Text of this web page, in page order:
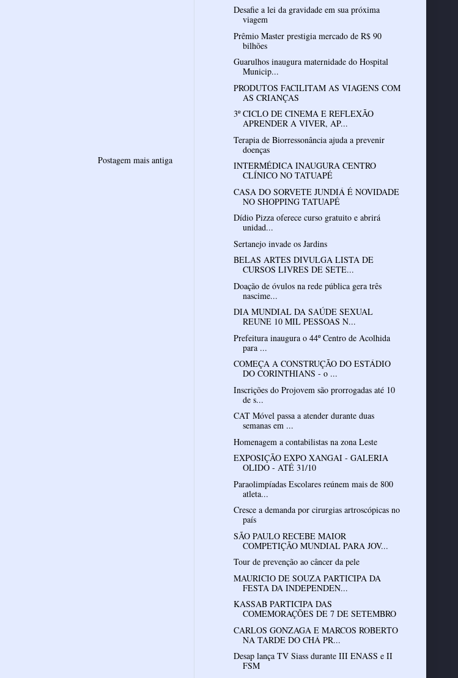
Postagem mais antiga
Desafie a lei da gravidade em sua próxima
viagem
Prêmio Master prestigia mercado de R$ 90
bilhões
Guarulhos inaugura maternidade do Hospital
Municip...
PRODUTOS FACILITAM AS VIAGENS COM
AS CRIANÇAS
3º CICLO DE CINEMA E REFLEXÃO
APRENDER A VIVER, AP...
Terapia de Biorressonância ajuda a prevenir
doenças
INTERMÉDICA INAUGURA CENTRO
CLÍNICO NO TATUAPÉ
CASA DO SORVETE JUNDIÁ É NOVIDADE
NO SHOPPING TATUAPÉ
Dídio Pizza oferece curso gratuito e abrirá
unidad...
Sertanejo invade os Jardins
BELAS ARTES DIVULGA LISTA DE
CURSOS LIVRES DE SETE...
Doação de óvulos na rede pública gera três
nascime...
DIA MUNDIAL DA SAÚDE SEXUAL
REUNE 10 MIL PESSOAS N...
Prefeitura inaugura o 44º Centro de Acolhida
para ...
COMEÇA A CONSTRUÇÃO DO ESTÁDIO
DO CORINTHIANS - o ...
Inscrições do Projovem são prorrogadas até 10
de s...
CAT Móvel passa a atender durante duas
semanas em ...
Homenagem a contabilistas na zona Leste
EXPOSIÇÃO EXPO XANGAI - GALERIA
OLIDO - ATÉ 31/10
Paraolimpíadas Escolares reúnem mais de 800
atleta...
Cresce a demanda por cirurgias artroscópicas no
país
SÃO PAULO RECEBE MAIOR
COMPETIÇÃO MUNDIAL PARA JOV...
Tour de prevenção ao câncer da pele
MAURICIO DE SOUZA PARTICIPA DA
FESTA DA INDEPENDEN...
KASSAB PARTICIPA DAS
COMEMORAÇÕES DE 7 DE SETEMBRO
CARLOS GONZAGA E MARCOS ROBERTO
NA TARDE DO CHÁ PR...
Desap lança TV Siass durante III ENASS e II
FSM